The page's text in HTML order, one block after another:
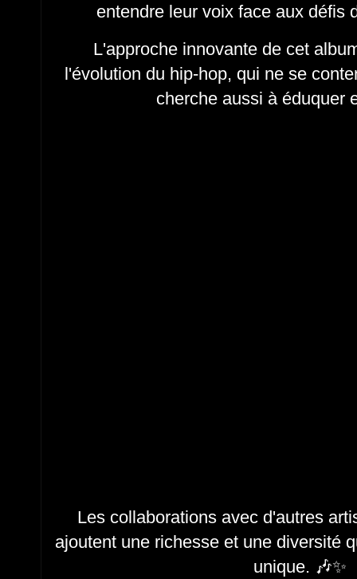
entendre leur voix face aux défis
L'approche innovante de cet
l'évolution du hip-hop, qui ne se
cherche aussi à éduquer
Les collaborations avec d'autres
ajoutent une richesse et une diversité
unique. 🎶✨